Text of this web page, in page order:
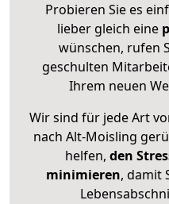
Probieren Sie es
lieber gleich eine
wünschen, rufen
geschulten
Ihrem neuen
Wir sind für jede Art
nach Alt-Moisling
helfen, den
minimieren, damit